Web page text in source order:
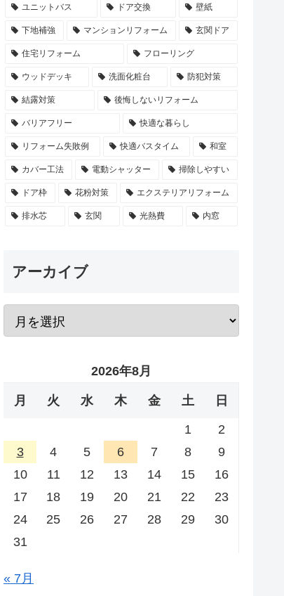
ユニットバス ドア交換 壁紙
下地補強 マンションリフォーム 玄関ドア
住宅リフォーム フローリング
ウッドデッキ 洗面化粧台 防犯対策
結露対策 後悔しないリフォーム
バリアフリー 快適な暮らし
リフォーム失敗例 快適バスタイム 和室
カバー工法 電動シャッター 掃除しやすい
ドア枠 花粉対策 エクステリアリフォーム
排水芯 玄関 光熱費 内窓
アーカイブ
2026年8月
月 火 水 木 金 土 日
1
2
3
4 5 6 7 8
9
10
11 12 13 14 15
16
17
18 19 20 21 22
23
24
25 26 27 28 29
30
31
« 7月